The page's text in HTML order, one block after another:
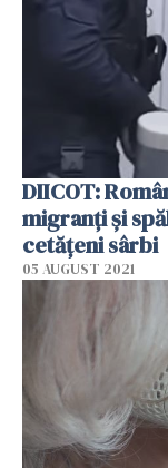
DIICOT:
migranţi şi
cetăţeni sârbi
05 AUGUST 2021